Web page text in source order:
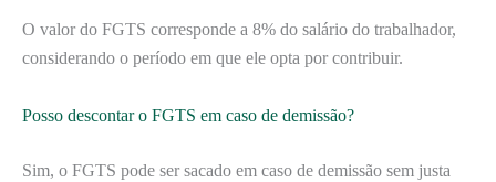
O valor do FGTS corresponde a 8% do salário do trabalhador,
considerando o período em que ele opta por contribuir.
Posso descontar o FGTS em caso de demissão?
Sim, o FGTS pode ser sacado em caso de demissão sem justa